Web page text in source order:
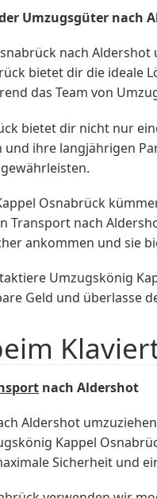
Umzugsgüter nach
nach
bietet dir die ideale
das Team von
bietet dir nicht nur
ihre langjährigen
Osnabrück
Transport nach
ankommen und sie
Umzugskönig
Geld und überlasse
nach Aldershot
Aldershot
Kappel
Sicherheit und